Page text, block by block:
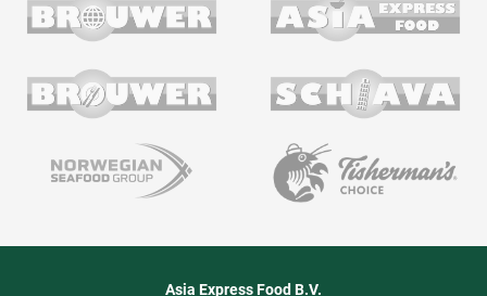
Asia Express Food B.V.